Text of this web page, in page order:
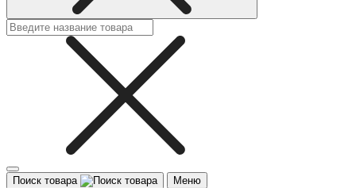
Поиск товара Меню